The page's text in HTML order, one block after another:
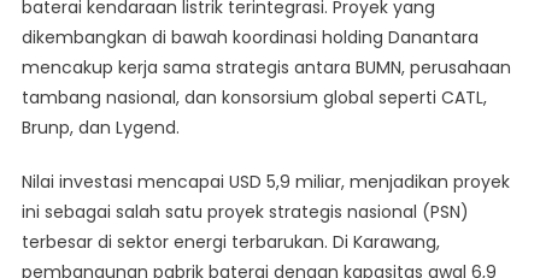
baterai kendaraan listrik terintegrasi. Proyek yang
dikembangkan di bawah koordinasi holding Danantara
mencakup kerja sama strategis antara BUMN, perusahaan
tambang nasional, dan konsorsium global seperti CATL,
Brunp, dan Lygend.
Nilai investasi mencapai USD 5,9 miliar, menjadikan proyek
ini sebagai salah satu proyek strategis nasional (PSN)
terbesar di sektor energi terbarukan. Di Karawang,
pembangunan pabrik baterai dengan kapasitas awal 6,9